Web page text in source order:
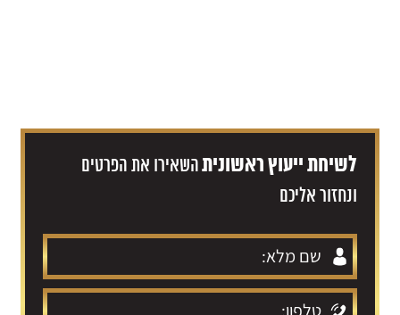
לשיחת ייעוץ ראשוניתהשאירו את הפרטים
ונחזור אליכם